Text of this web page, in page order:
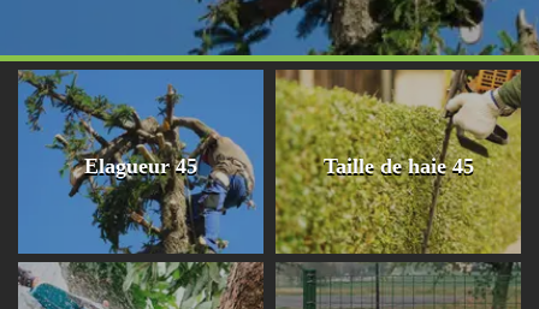
Elagueur 45 Taille de haie 45